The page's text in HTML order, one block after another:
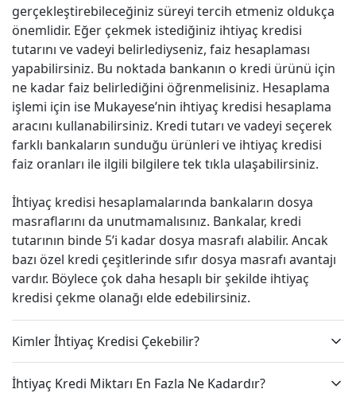
gerçekleştirebileceğiniz süreyi tercih etmeniz oldukça
önemlidir. Eğer çekmek istediğiniz ihtiyaç kredisi
tutarını ve vadeyi belirlediyseniz, faiz hesaplaması
yapabilirsiniz. Bu noktada bankanın o kredi ürünü için
ne kadar faiz belirlediğini öğrenmelisiniz. Hesaplama
işlemi için ise Mukayese’nin ihtiyaç kredisi hesaplama
aracını kullanabilirsiniz. Kredi tutarı ve vadeyi seçerek
farklı bankaların sunduğu ürünleri ve ihtiyaç kredisi
faiz oranları ile ilgili bilgilere tek tıkla ulaşabilirsiniz.
İhtiyaç kredisi hesaplamalarında bankaların dosya
masraflarını da unutmamalısınız. Bankalar, kredi
tutarının binde 5’i kadar dosya masrafı alabilir. Ancak
bazı özel kredi çeşitlerinde sıfır dosya masrafı avantajı
vardır. Böylece çok daha hesaplı bir şekilde ihtiyaç
kredisi çekme olanağı elde edebilirsiniz.
Kimler İhtiyaç Kredisi Çekebilir?
İhtiyaç Kredi Miktarı En Fazla Ne Kadardır?